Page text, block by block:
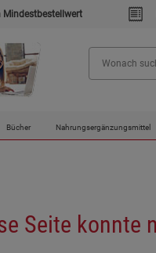
Mindestbestellwert
Bücher Nahrungsergänzungsmittel
Seite konnte